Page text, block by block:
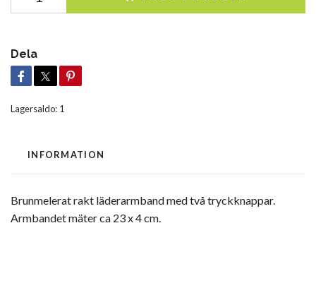
Dela
Lagersaldo: 1
INFORMATION
Brunmelerat rakt läderarmband med två tryckknappar.
Armbandet mäter ca 23 x 4 cm.